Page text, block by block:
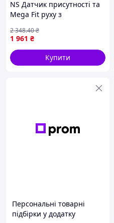
NS Датчик присутності та
Mega Fit руху з
керуванням Livolo чорний
скло (VL-C7FC Nes22/Q
1 961 ₴
2 348.40₴
Купити
Персональні товарні
підбірки у додатку